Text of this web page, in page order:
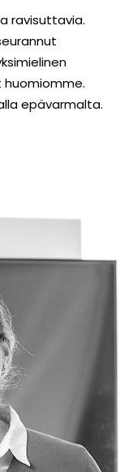
ravisuttavia.
epävarmalta.